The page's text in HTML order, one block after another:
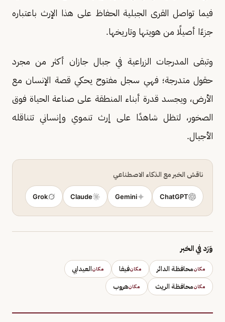
فيما تواصل القرى الجبلية الحفاظ على هذا الإرث باعتباره
جزءًا أصيلًا من هويتها وتاريخها.
وتبقى المدرجات الزراعية في جبال جازان أكثر من مجرد
حقول متدرجة؛ فهي سجل مفتوح يحكي قصة الإنسان مع
الأرض، ويجسد قدرة أبناء المنطقة على صناعة الحياة فوق
الصخور، لتظل شاهدًا على إرث تنموي وإنساني تتناقله
الأجيال.
ناقش الخبر مع الذكاء الاصطناعي
ChatGPT
Gemini
Claude
Grok
وَرَد في الخبر
مكانمحافظة الدائر مكانفيفا مكانالعيدابي
مكانمحافظة الريث مكانهروب